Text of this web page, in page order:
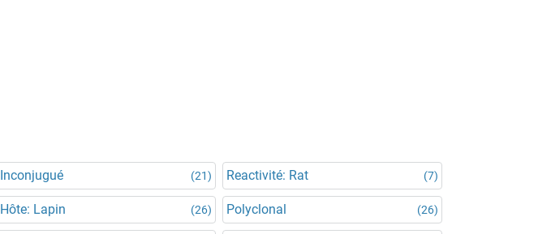
Inconjugué (21) Reactivité: Rat (7)
Hôte: Lapin (26) Polyclonal (26)